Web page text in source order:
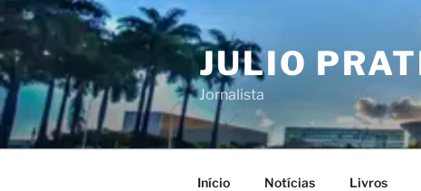
Pular
para
o
conteúdo
JULIO
Jornalista
Início Notícias Livros